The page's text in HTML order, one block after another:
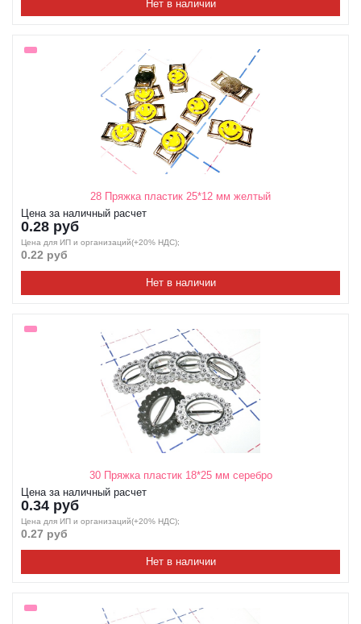
Нет в наличии
28 Пряжка пластик 25*12 мм желтый
Цена за наличный расчет
0.28 руб
Цена для ИП и организаций(+20% НДС);
0.22 руб
Нет в наличии
30 Пряжка пластик 18*25 мм серебро
Цена за наличный расчет
0.34 руб
Цена для ИП и организаций(+20% НДС);
0.27 руб
Нет в наличии